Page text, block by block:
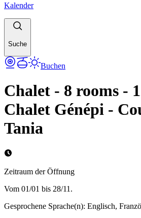
Kalender
Suche
Buchen
Chalet - 8 rooms -
Chalet Génépi -
Tania
Zeitraum der Öffnung
Vom 01/01 bis 28/11.
Gesprochene Sprache(n): Englisch,